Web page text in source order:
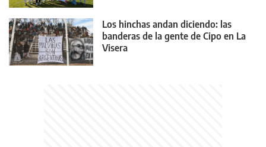
Los hinchas andan diciendo: las
banderas de la gente de Cipo en La
Visera